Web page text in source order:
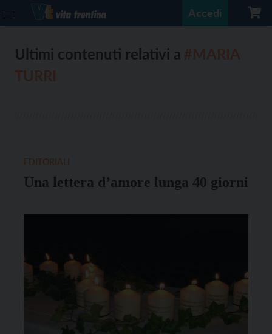
Accedi
Ultimi contenuti relativi a
Una lettera d’amore lunga 40 giorni